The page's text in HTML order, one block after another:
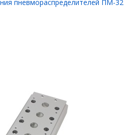
пневмораспределителей ПМ-32